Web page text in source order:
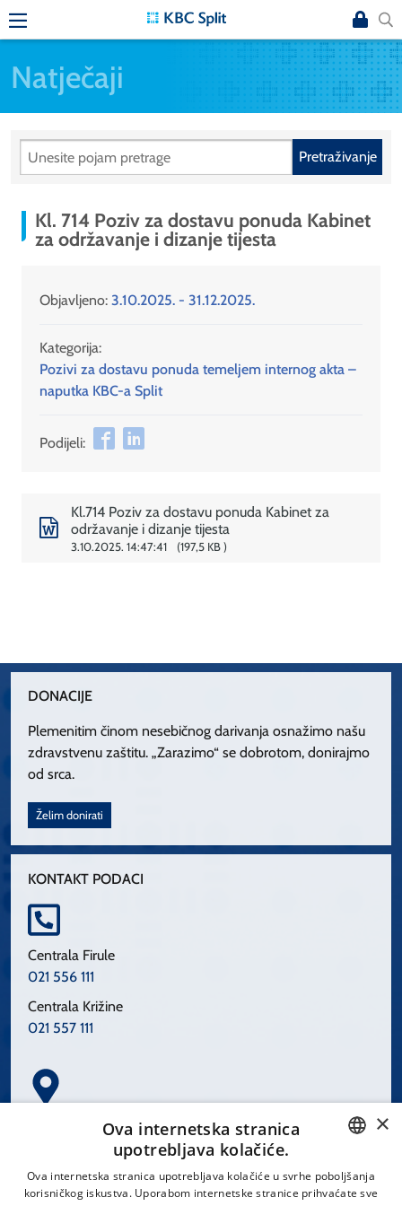
Natječaji
Pretraživanje
Kl. 714 Poziv za dostavu ponuda Kabinet
za održavanje i dizanje tijesta
Objavljeno: 3.10.2025. - 31.12.2025.
Kategorija:
Pozivi za dostavu ponuda temeljem internog akta –
naputka KBC-a Split
Podijeli:
Kl.714 Poziv za dostavu ponuda Kabinet za
održavanje i dizanje tijesta
3.10.2025. 14:47:41 197,5 KB
DONACIJE
Plemenitim činom nesebičnog darivanja osnažimo našu
zdravstvenu zaštitu. „Zarazimo“ se dobrotom, donirajmo
od srca.
Želim donirati
KONTAKT PODACI
Centrala Firule
021 556 111
Centrala Križine
021 557 111
Spinčićeva 1, 21000 Split
CROATIAN
×
Ova internetska stranica
upotrebljava kolačiće.
Ova internetska stranica upotrebljava kolačiće u svrhe poboljšanja
korisničkog iskustva. Uporabom internetske stranice prihvaćate sve